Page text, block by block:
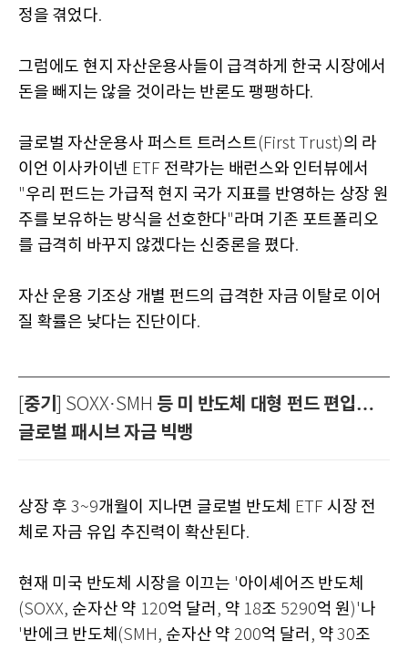
정을 겪었다.
그럼에도 현지 자산운용사들이 급격하게 한국 시장에서
돈을 빼지는 않을 것이라는 반론도 팽팽하다.
글로벌 자산운용사 퍼스트 트러스트(First Trust)의 라
이언 이사카이넨 ETF 전략가는 배런스와 인터뷰에서
"우리 펀드는 가급적 현지 국가 지표를 반영하는 상장 원
주를 보유하는 방식을 선호한다"라며 기존 포트폴리오
를 급격히 바꾸지 않겠다는 신중론을 폈다.
자산 운용 기조상 개별 펀드의 급격한 자금 이탈로 이어
질 확률은 낮다는 진단이다.
중기 ] SOXX·SMH 등 미 반도체 대형 펀드 편입…
글로벌 패시브 자금 빅뱅
상장 후 3~9개월이 지나면 글로벌 반도체 ETF 시장 전
체로 자금 유입 추진력이 확산된다.
현재 미국 반도체 시장을 이끄는 '아이셰어즈 반도체
(SOXX, 순자산 약 120억 달러 , 약 18조 5290억 원 )'나
'반에크 반도체 (SMH, 순자산 약 200억 달러 , 약30조